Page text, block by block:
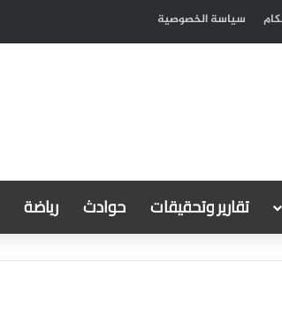
سياسة الخصوصية
تقارير وتحقيقات حوادث رياضة